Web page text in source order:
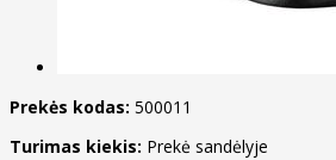
Prekės kodas: 500011
Turimas kiekis: Prekė sandėlyje